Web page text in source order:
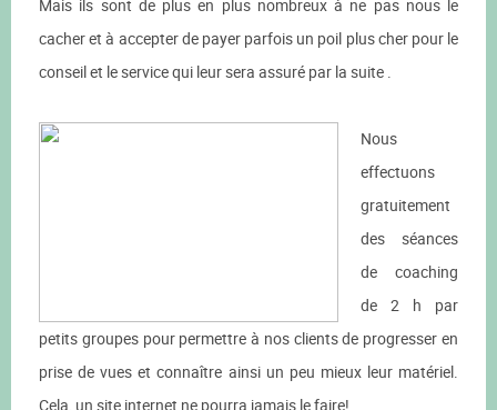
Mais ils sont de plus en plus nombreux à ne pas nous le
cacher et à accepter de payer parfois un poil plus cher pour le
conseil et le service qui leur sera assuré par la suite .
Nous
effectuons
gratuitement
des séances
de coaching
de 2 h par
petits groupes pour permettre à nos clients de progresser en
prise de vues et connaître ainsi un peu mieux leur matériel.
Cela, un site internet ne pourra jamais le faire!